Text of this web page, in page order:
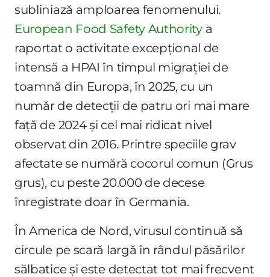
subliniază amploarea fenomenului.
European Food Safety Authority a
raportat o activitate excepțional de
intensă a HPAI în timpul migrației de
toamnă din Europa, în 2025, cu un
număr de detecții de patru ori mai mare
față de 2024 și cel mai ridicat nivel
observat din 2016. Printre speciile grav
afectate se numără cocorul comun (Grus
grus), cu peste 20.000 de decese
înregistrate doar în Germania.
În America de Nord, virusul continuă să
circule pe scară largă în rândul păsărilor
sălbatice și este detectat tot mai frecvent